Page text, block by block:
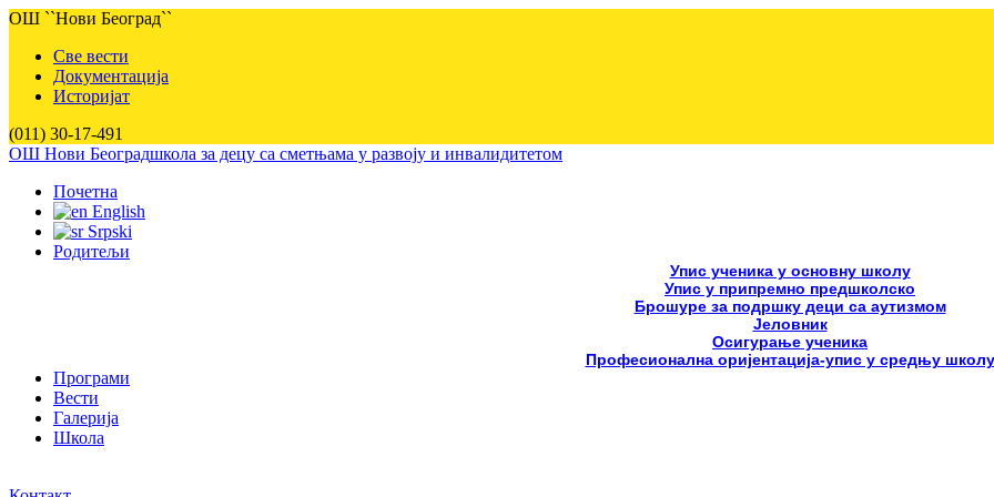
ОШ ``Нови Београд``
Све вести
Документација
Историјат
(011) 30-17-491
ОШ Нови Београдшкола за децу са сметњама у развоју и инвалидитетом
Почетна
English
Srpski
Родитељи
Упис ученика у основну школу
Упис у припремно предшколско
Брошуре за подршку деци са аутизмом
Јеловник
Осигурање ученика
Професионална оријентација-упис у средњу школу
Програми
Вести
Галерија
Школа